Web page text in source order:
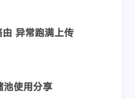
异常跑满上传
使用分享